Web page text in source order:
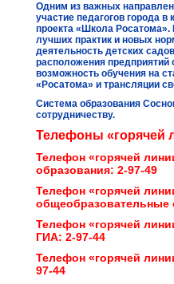
Одним из важных
участие педагогов города
проекта «Школа Росатома».
лучших практик и новых
деятельность детских
расположения предприятий
возможность обучения на
«Росатома» и трансляции
Система образования
сотрудничеству.
Телефоны «горячей
Телефон «горячей
образования: 2-97-49
Телефон «горячей
общеобразовательные
Телефон «горячей
ГИА: 2-97-44
Телефон «горячей
97-44